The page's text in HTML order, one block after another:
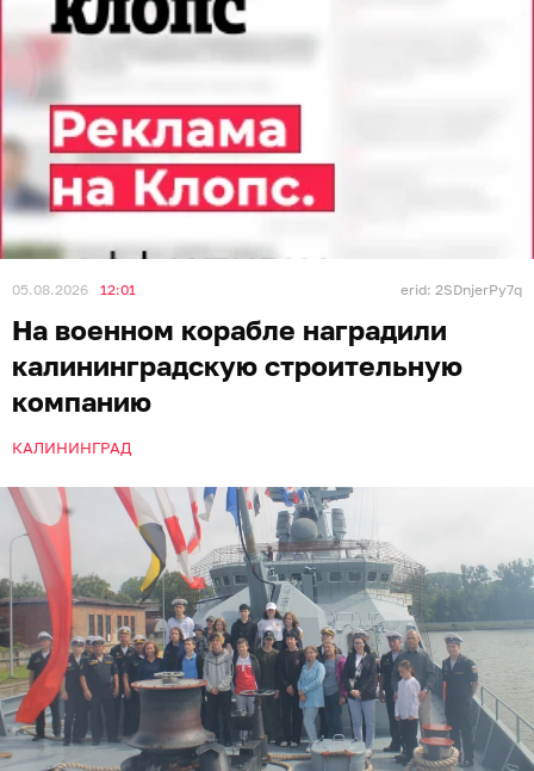
05.08.2026 12:01 erid: 2SDnjerPy7q
На военном корабле наградили
калининградскую строительную
компанию
КАЛИНИНГРАД